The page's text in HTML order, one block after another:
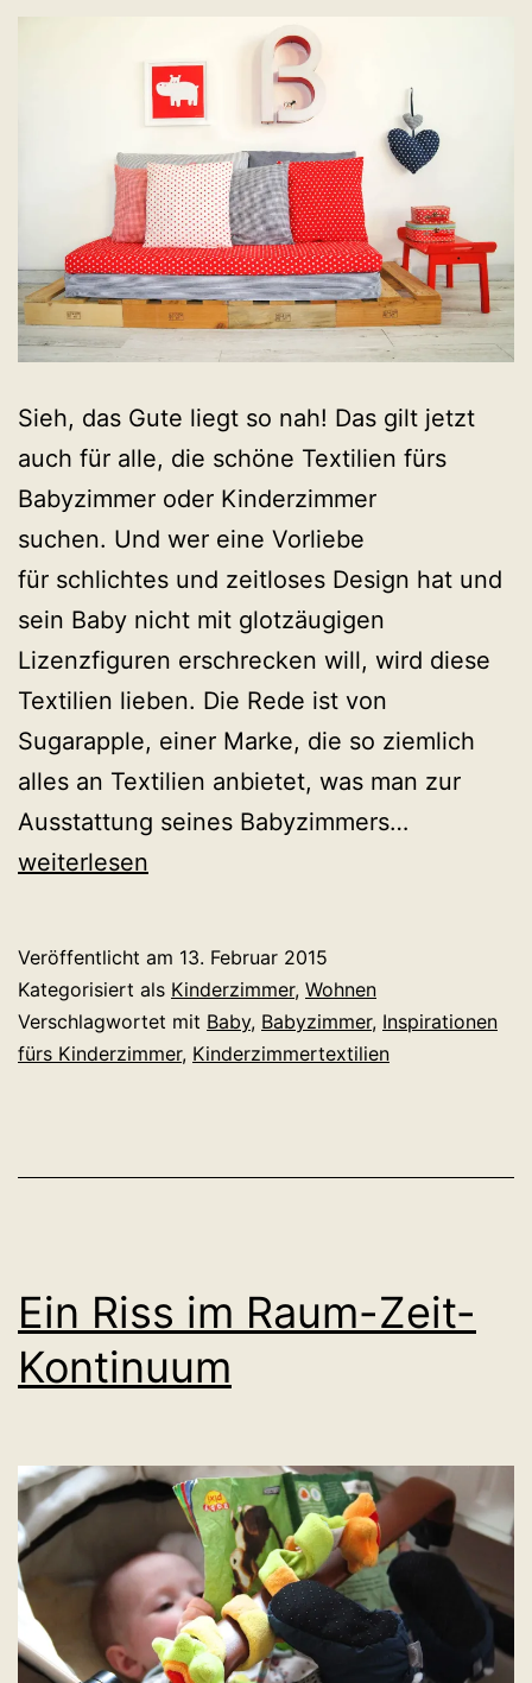
Sieh, das Gute liegt so nah! Das gilt jetzt
auch für alle, die schöne Textilien fürs
Babyzimmer oder Kinderzimmer
suchen. Und wer eine Vorliebe
für schlichtes und zeitloses Design hat und
sein Baby nicht mit glotzäugigen
Lizenzfiguren erschrecken will, wird diese
Textilien lieben. Die Rede ist von
Sugarapple, einer Marke, die so ziemlich
alles an Textilien anbietet, was man zur
Ausstattung seines Babyzimmers…
weiterlesen
Veröffentlicht am 13. Februar 2015
Kategorisiert als Kinderzimmer, Wohnen
Verschlagwortet mit Baby, Babyzimmer, Inspirationen
fürs Kinderzimmer, Kinderzimmertextilien
Ein Riss im Raum-Zeit-
Kontinuum